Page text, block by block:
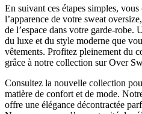
En suivant ces étapes simples,
l’apparence de votre sweat
de l’espace dans votre garde-robe.
du luxe et du style moderne que
vêtements. Profitez pleinement du
grâce à notre collection sur Over
Consultez la nouvelle collection
matière de confort et de mode.
offre une élégance décontractée